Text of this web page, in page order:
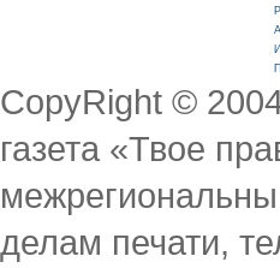
CopyRight ©
газета «Твое
делам печати,